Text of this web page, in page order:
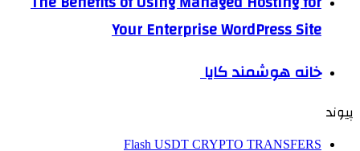
Your Enterprise WordPress Site
خانه هوشمند کایا
پیوند
Flash USDT CRYPTO TRANSFERS